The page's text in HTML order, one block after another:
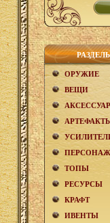
ОРУЖИЕ
ВЕЩИ
ТОПЫ
РЕСУРСЫ
КРАФТ
ИВЕНТЫ